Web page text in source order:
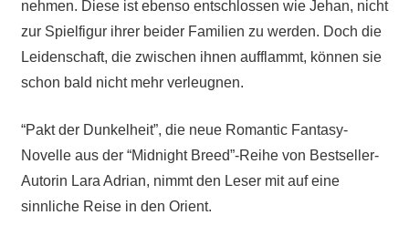
nehmen. Diese ist ebenso entschlossen wie Jehan, nicht
zur Spielfigur ihrer beider Familien zu werden. Doch die
Leidenschaft, die zwischen ihnen aufflammt, können sie
schon bald nicht mehr verleugnen.
“Pakt der Dunkelheit”, die neue Romantic Fantasy-
Novelle aus der “Midnight Breed”-Reihe von Bestseller-
Autorin Lara Adrian, nimmt den Leser mit auf eine
sinnliche Reise in den Orient.